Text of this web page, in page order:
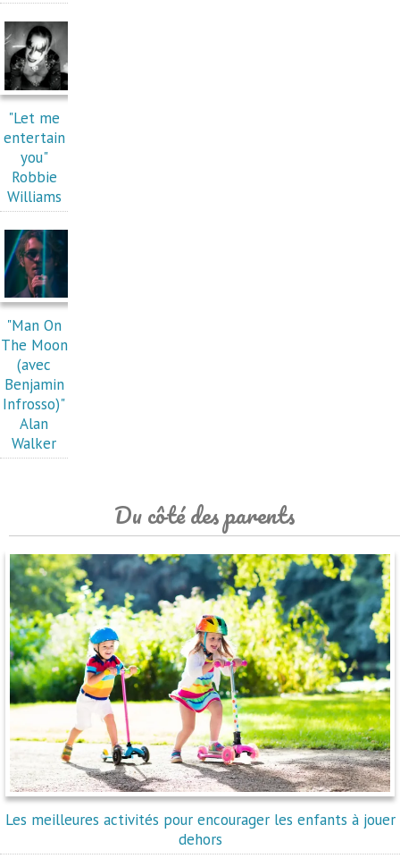
"Let me
entertain
you"
Robbie
Williams
"Man On
The Moon
(avec
Benjamin
Infrosso)"
Alan
Walker
Du côté des parents
Les meilleures activités pour encourager les enfants à jouer
dehors